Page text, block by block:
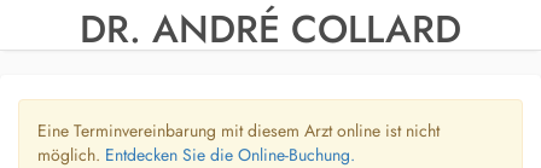
DR. ANDRÉ COLLARD
Eine Terminvereinbarung mit diesem Arzt online ist nicht
möglich. Entdecken Sie die Online-Buchung.